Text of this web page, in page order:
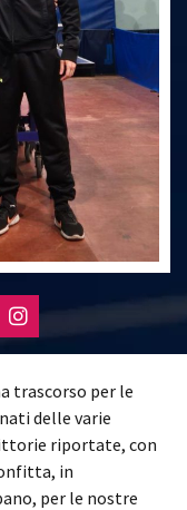
trascorso per le
delle varie
riportate, con
in
per le nostre